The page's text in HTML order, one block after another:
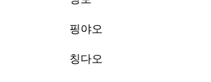
핑야오
칭다오